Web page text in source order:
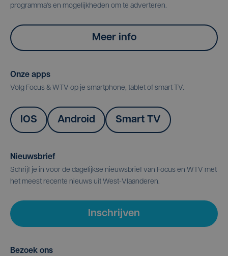
programma's en mogelijkheden om te adverteren.
Meer info
Onze apps
Volg Focus & WTV op je smartphone, tablet of smart TV.
IOS Android Smart TV
Nieuwsbrief
Schrijf je in voor de dagelijkse nieuwsbrief van Focus en WTV met
het meest recente nieuws uit West-Vlaanderen.
Inschrijven
Bezoek ons